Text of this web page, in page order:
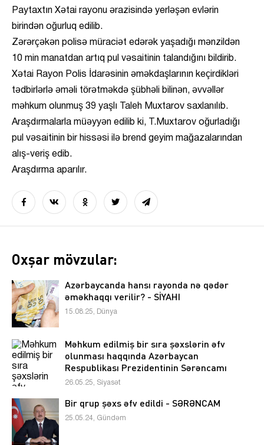
Paytaxtın Xətai rayonu ərazisində yerləşən evlərin
birindən oğurluq edilib.
Zərərçəkən polisə müraciət edərək yaşadığı mənzildən
10 min manatdan artıq pul vəsaitinin talandığını bildirib.
Xətai Rayon Polis İdarəsinin əməkdaşlarının keçirdikləri
tədbirlərlə əməli törətməkdə şübhəli bilinən, əvvəllər
məhkum olunmuş 39 yaşlı Taleh Muxtarov saxlanılıb.
Araşdırmalarla müəyyən edilib ki, T.Muxtarov oğurladığı
pul vəsaitinin bir hissəsi ilə brend geyim mağazalarından
alış-veriş edib.
Araşdırma aparılır.
Oxşar mövzular:
Azərbaycanda hansı rayonda nə qədər
əməkhaqqı verilir? - SİYAHI
15.08.25, Dünya
Məhkum edilmiş bir sıra şəxslərin əfv
olunması haqqında Azərbaycan
Respublikası Prezidentinin Sərəncamı
26.05.25, Siyasət
Bir qrup şəxs əfv edildi - SƏRƏNCAM
25.05.24, Gündəm